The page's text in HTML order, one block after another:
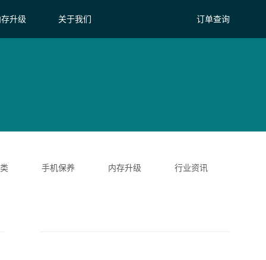
升级 关于我们 订单查询
手机保养 内存升级 行业资讯